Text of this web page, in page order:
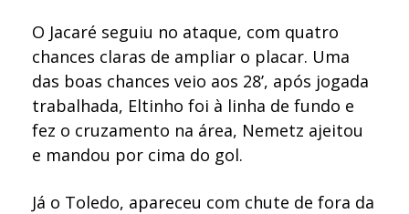
O Jacaré seguiu no ataque, com quatro
chances claras de ampliar o placar. Uma
das boas chances veio aos 28’, após jogada
trabalhada, Eltinho foi à linha de fundo e
fez o cruzamento na área, Nemetz ajeitou
e mandou por cima do gol.
Já o Toledo, apareceu com chute de fora da